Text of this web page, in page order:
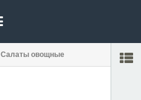
Салаты овощные